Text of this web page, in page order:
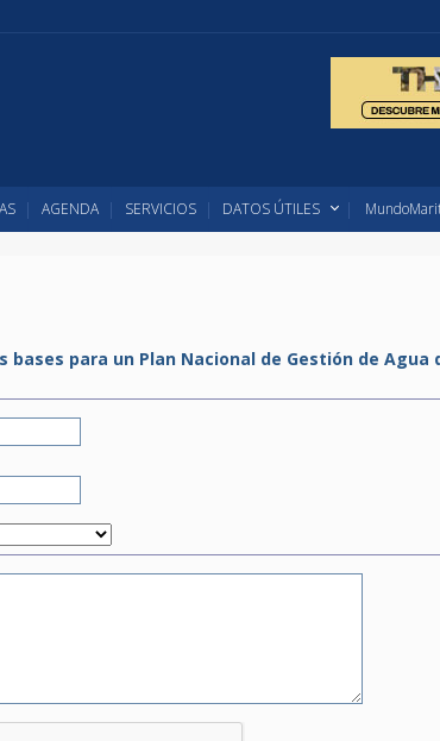
AGENDA SERVICIOS DATOS ÚTILES
para un Plan Nacional de Gestión de Agua